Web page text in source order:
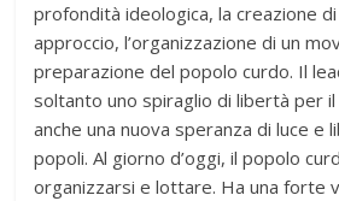
profondità ideologica, la creazione
approccio, l’organizzazione di un
preparazione del popolo curdo. Il
soltanto uno spiraglio di libertà per
anche una nuova speranza di luce e
popoli. Al giorno d’oggi, il popolo
organizzarsi e lottare. Ha una forte